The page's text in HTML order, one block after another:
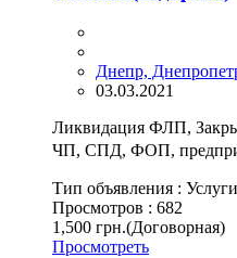
Днепр,
03.03.2021
Ликвидация ФЛП,
ЧП, СПД, ФОП,
Тип объявления : Услуги
Просмотров : 682
1,500 грн.(Договорная)
Просмотреть